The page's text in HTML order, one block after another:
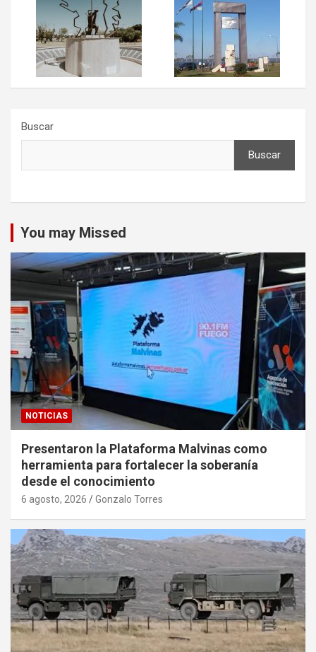
Buscar
Buscar
You may Missed
NOTICIAS
Presentaron la Plataforma Malvinas como
herramienta para fortalecer la soberanía
desde el conocimiento
6 agosto, 2026 Gonzalo Torres